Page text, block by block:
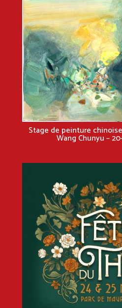
Stage de peinture
Wang Chunyu –